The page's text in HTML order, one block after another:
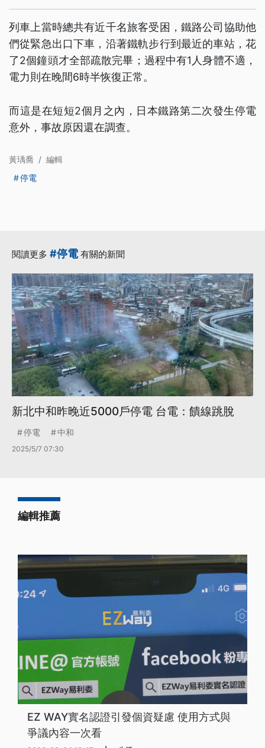
列車上當時總共有近千名旅客受困，鐵路公司協助他
們從緊急出口下車，沿著鐵軌步行到最近的車站，花
了2個鐘頭才全部疏散完畢；過程中有1人身體不適，
電力則在晚間6時半恢復正常。
而這是在短短2個月之內，日本鐵路第二次發生停電
意外，事故原因還在調查。
黃瑀喬 / 編輯
停電
閱讀更多 #停電有關的新聞
新北中和昨晚近5000戶停電 台電：饋線跳脫
停電 中和
2025/5/7 07:30
編輯推薦
EZ WAY實名認證引發個資疑慮 使用方式與
爭議內容一次看